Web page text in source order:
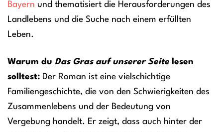
Bayern und thematisiert die Herausforderungen des
Landlebens und die Suche nach einem erfüllten
Leben.
Warum du Das Gras auf unserer Seite lesen
solltest: Der Roman ist eine vielschichtige
Familiengeschichte, die von den Schwierigkeiten des
Zusammenlebens und der Bedeutung von
Vergebung handelt. Er zeigt, dass auch hinter der